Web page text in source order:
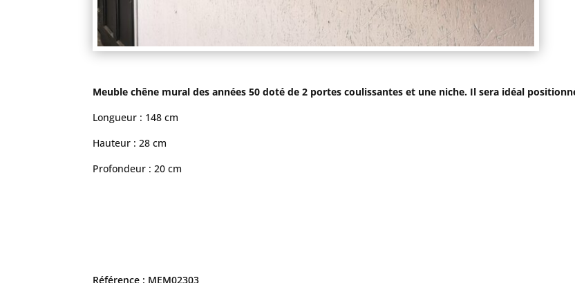
Meuble chêne mural des années 50 doté de 2 portes coulissantes et une niche. Il sera idéal
Longueur : 148 cm
Hauteur : 28 cm
Profondeur : 20 cm
Référence : MEM02303